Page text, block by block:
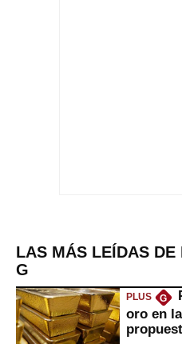
LAS MÁS LEÍDAS DE
G
PLUS G
oro en